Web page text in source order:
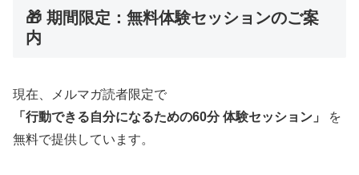
🎁 期間限定：無料体験セッションのご案
内
現在、メルマガ読者限定で
「行動できる自分になるための60分 体験セッション」
を
無料で提供しています。